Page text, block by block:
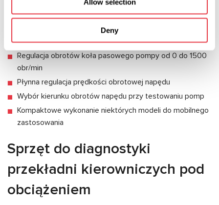
Allow selection
Deny
Pomiar temperatury płynu roboczego od 0 do 100°C
Imitacja obciążenia od przekładni kierowniczej podczas
testowania pompy HPS
Regulacja obrotów koła pasowego pompy od 0 do 1500
obr/min
Płynna regulacja prędkości obrotowej napędu
Wybór kierunku obrotów napędu przy testowaniu pomp
Kompaktowe wykonanie niektórych modeli do mobilnego
zastosowania
Sprzęt do diagnostyki
przekładni kierowniczych pod
obciążeniem